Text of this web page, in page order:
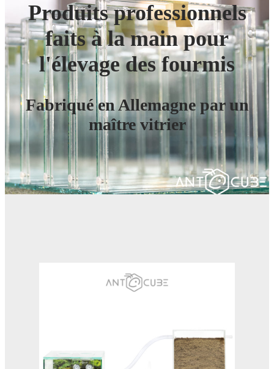
Produits professionnels
faits à la main pour
l'élevage des fourmis
Fabriqué en Allemagne par un
maître vitrier